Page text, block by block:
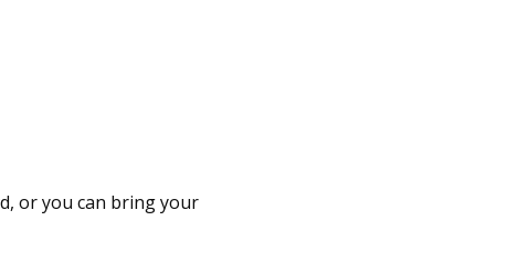
or you can bring your